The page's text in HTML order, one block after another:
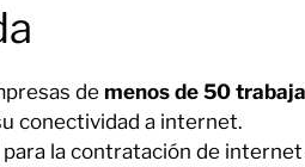
de menos de 50
conectividad a internet.
para la contratación de